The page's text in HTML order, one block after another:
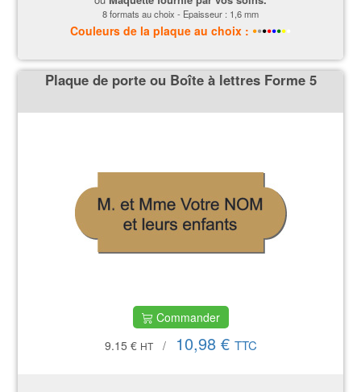
8 formats au choix - Epaisseur : 1,6 mm
Couleurs de la plaque au choix : •••••••
Plaque de porte ou Boîte à lettres Forme 5
Commander
9.15 € HT / 10,98 € TTC